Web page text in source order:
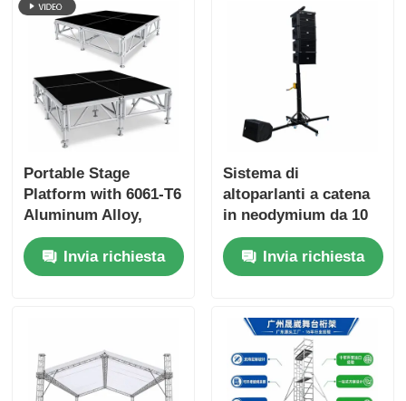
Portable Stage
Platform with 6061-T6
Aluminum Alloy,
500kg/m² Load
Capacity, and Tool-
Free Quick Assembly
Invia richiesta
Sistema di
altoparlanti a catena
in neodymium da 10
pollici con cabina
manuale e base a 4
punti per il suono
Invia richiesta